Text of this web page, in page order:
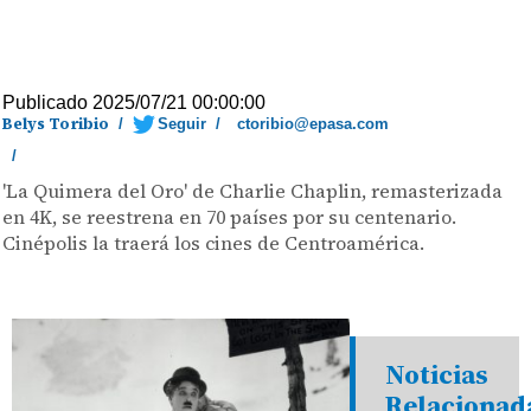
Publicado 2025/07/21 00:00:00
Belys Toribio / Seguir /
ctoribio@epasa.com
/
'La Quimera del Oro' de Charlie Chaplin, remasterizada
en 4K, se reestrena en 70 países por su centenario.
Cinépolis la traerá los cines de Centroamérica.
Noticias